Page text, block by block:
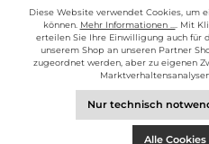
Diese Website verwendet Cookies, um
können. Mehr Informationen ...
. Mit
erteilen Sie Ihre Einwilligung auch für
unserem Shop an unseren Partner
zugeordnet werden, aber zu eigenen
Nur technisch
Alle